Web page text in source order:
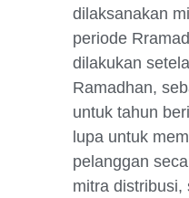
dilaksanakan
periode Rr
dilakukan
Ramadhan,
untuk tahun
lupa untuk
pelanggan
mitra distribusi,